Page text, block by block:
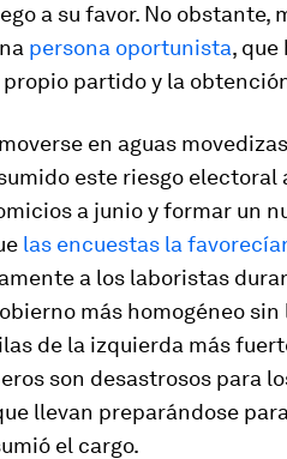
a su favor. No obstante,
persona oportunista,
partido y la
en aguas
este riesgo electoral
a junio y formar un
las encuestas la
a los laboristas
más homogéneo
de la izquierda más
son desastrosos para
llevan preparándose
el cargo.